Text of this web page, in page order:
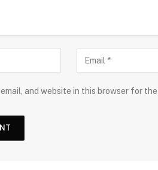
email, and website in this browser for